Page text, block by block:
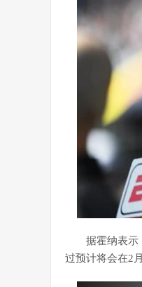
据霍纳表示
过预计将会在2